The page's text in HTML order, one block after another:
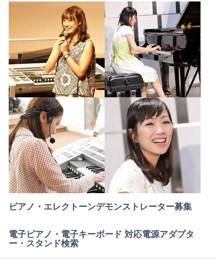
ピアノ・エレクトーンデモンストレーター募集
電子ピアノ・電子キーボード 対応電源アダプタ
ー・スタンド検索